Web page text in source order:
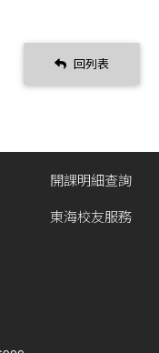
回列表
開課明細查詢
東海校友服務